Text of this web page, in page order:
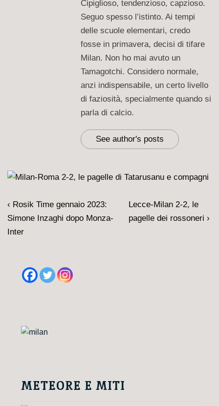
Cipiglioso, tendenzioso, capzioso.
Seguo spesso l’istinto. Ai tempi
delle scuole elementari, credo
fosse in primavera, decisi di tifare
Milan. Non ho mai avuto un
Tamagotchi. Considero normale,
anzi indispensabile, un certo livello
di faziosità, specialmente quando si
parla di calcio.
See author's posts
Navigazione
articoli
L'articolo
precedente
è
‹ Rosik Time gennaio 2023:
Simone Inzaghi dopo Monza-
Inter
Il
prossimo
Lecce-Milan 2-2, le
pagelle dei rossoneri ›
METEORE E MITI